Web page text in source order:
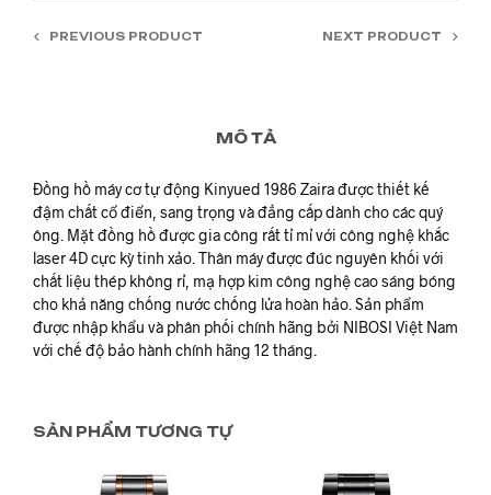
PREVIOUS PRODUCT NEXT PRODUCT
MÔ TẢ
Đồng hồ máy cơ tự động Kinyued 1986 Zaira được thiết kế
đậm chất cổ điển, sang trọng và đẳng cấp dành cho các quý
ông. Mặt đồng hồ được gia công rất tỉ mỉ với công nghệ khắc
laser 4D cực kỳ tinh xảo. Thân máy được đúc nguyên khối với
chất liệu thép không rỉ, mạ hợp kim công nghệ cao sáng bóng
cho khả năng chống nước chống lửa hoàn hảo. Sản phẩm
được nhập khẩu và phân phối chính hãng bởi NIBOSI Việt Nam
với chế độ bảo hành chính hãng 12 tháng.
SẢN PHẨM TƯƠNG TỰ